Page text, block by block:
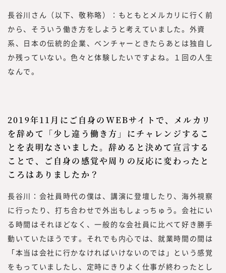
する情報と、10年先、20年先を見据えた、
読者のために役立つ情報を発信していきたい
と考えています。
長谷川さん（以下、敬称略）：もともとメルカリに行く前
から、そういう働き方をしようと考えていました。外資
系、日本の伝統的企業、ベンチャーときたらあとは独自し
か残っていない。色々と体験したいですよね。１回の人生
なんで。
2019年11月にご自身のWEBサイトで、メルカリ
を辞めて「少し違う働き方」にチャレンジするこ
とを表明なさいました。辞めると決めて宣言する
ことで、ご自身の感覚や周りの反応に変わったと
ころはありましたか？
長谷川：会社員時代の僕は、講演に登壇したり、海外視察
に行ったり、打ち合わせで外出もしょっちゅう。会社にい
る時間はそれほどなく、一般的な会社員に比べて好き勝手
動いていたほうです。それでも内心では、就業時間の間は
「本当は会社に行かなければいけないのでは」という感覚
をもっていましたし、定時にきりよく仕事が終わったとし